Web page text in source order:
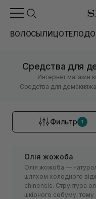
ВОЛОСЫЛИЦОТЕЛО
Средства для
Интернет магазин
Средства для демакияжа
Фильтр 1
Олія жожоба
Олія жожоба —
шляхом холодного
chinensis. Структура
шкірного себуму, тому